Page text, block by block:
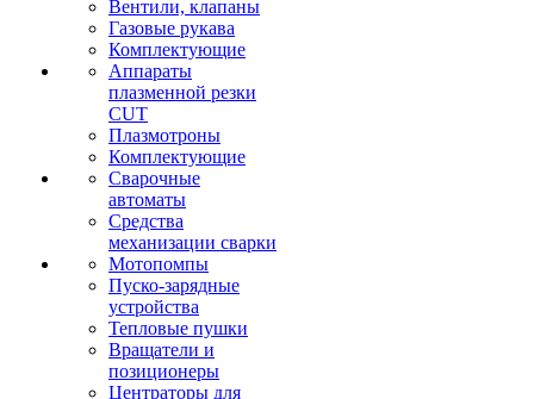
Вентили, клапаны
Газовые рукава
Комплектующие
Аппараты
плазменной резки
CUT
Плазмотроны
Комплектующие
Сварочные
автоматы
Средства
механизации сварки
Мотопомпы
Пуско-зарядные
устройства
Тепловые пушки
Вращатели и
позиционеры
Центраторы для